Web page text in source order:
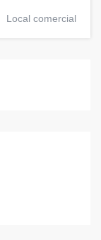
Local comercial